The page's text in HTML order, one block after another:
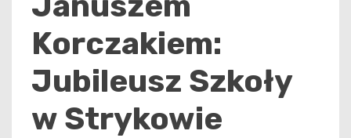
Korczakiem:
Jubileusz Szkoły
w Strykowie